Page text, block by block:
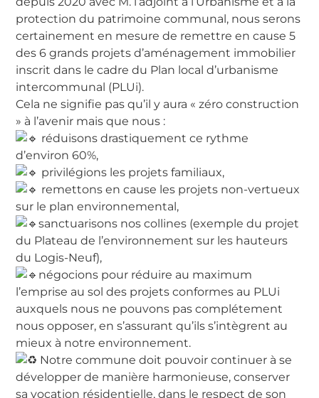
protection du patrimoine communal, nous serons
certainement en mesure de remettre en cause 5
des 6 grands projets d’aménagement immobilier
inscrit dans le cadre du Plan local d’urbanisme
intercommunal (PLUi).
Cela ne signifie pas qu’il y aura « zéro construction
» à l’avenir mais que nous :
réduisons drastiquement ce rythme
d’environ 60%,
privilégions les projets familiaux,
remettons en cause les projets non-vertueux
sur le plan environnemental,
sanctuarisons nos collines (exemple du projet
du Plateau de l’environnement sur les hauteurs
du Logis-Neuf),
négocions pour réduire au maximum
l’emprise au sol des projets conformes au PLUi
auxquels nous ne pouvons pas complétement
nous opposer, en s’assurant qu’ils s’intègrent au
mieux à notre environnement.
Notre commune doit pouvoir continuer à se
développer de manière harmonieuse, conserver
sa vocation résidentielle, dans le respect de son